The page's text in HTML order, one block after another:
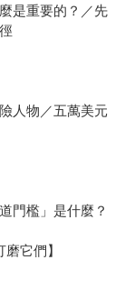
是重要的？／先
人物／五萬美元
門檻」是什麼？
它們】